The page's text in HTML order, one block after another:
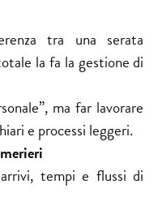
tra una serata
la fa la gestione di
ma far lavorare
e processi leggeri.
tempi e flussi di